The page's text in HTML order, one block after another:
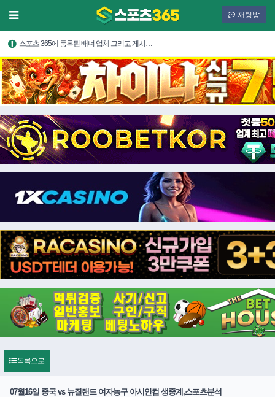
채팅방
스포츠 365에 등록된 배너 업체 그리고 게시…
목록으로
07월16일 중국 vs 뉴질랜드 여자농구 아시안컵 생중계,스포츠분석